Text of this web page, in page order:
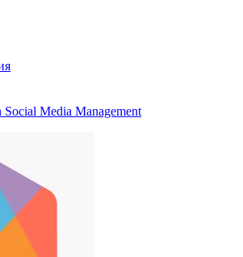
Social Media Management